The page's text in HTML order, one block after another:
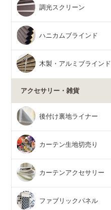
調光スクリーン
ハニカムブラインド
木製・アルミブラインド
アクセサリー・雑貨
後付け裏地ライナー
カーテン生地切売り
カーテンアクセサリー
ファブリックパネル